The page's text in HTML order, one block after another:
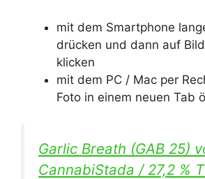
mit dem Smartphone
drücken und dann auf
klicken
mit dem PC / Mac per
Foto in einem neuen Tab
Garlic Breath (GAB 25)
CannabiStada / 27,2 %